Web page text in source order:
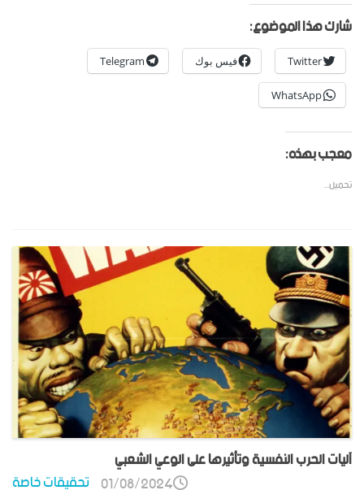
شارك هذا الموضوع:
Twitter فيس بوك Telegram
WhatsApp
معجب بهذه:
تحميل...
آليات الحرب النفسية وتأثيرها على الوعي الشعبي
تحقيقات خاصة